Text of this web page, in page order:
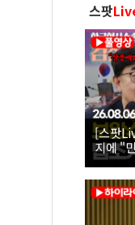
스팟
[스팟
지에 "